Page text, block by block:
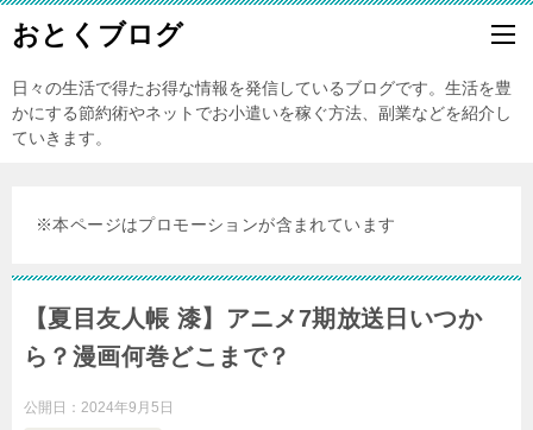
おとくブログ
日々の生活で得たお得な情報を発信しているブログです。生活を豊
かにする節約術やネットでお小遣いを稼ぐ方法、副業などを紹介し
ていきます。
※本ページはプロモーションが含まれています
【夏目友人帳 漆】アニメ7期放送日いつか
ら？漫画何巻どこまで？
公開日： 2024年9月5日